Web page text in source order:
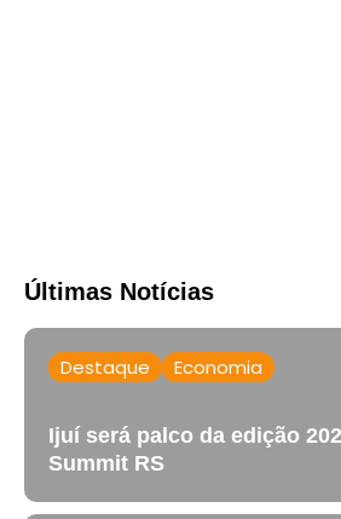
Últimas Notícias
Destaque Economia
Ijuí será palco da edição
Summit RS